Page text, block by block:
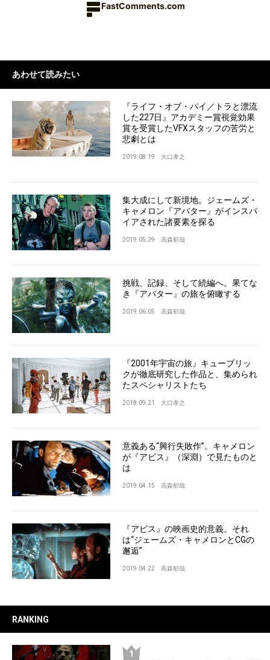
FastComments.com
あわせて読みたい
『ライフ・オブ・パイ／トラと漂流
した227日』アカデミー賞視覚効果
賞を受賞したVFXスタッフの苦労と
悲劇とは
2019.08.19 大口孝之
集大成にして新境地。ジェームズ・
キャメロン『アバター』がインスパ
イアされた諸要素を探る
2019.05.29 高森郁哉
挑戦、記録、そして続編へ。果てな
き『アバター』の旅を俯瞰する
2019.06.05 高森郁哉
『2001年宇宙の旅』キューブリッ
クが徹底研究した作品と、集められ
たスペシャリストたち
2018.09.21 大口孝之
意義ある“興行失敗作”。キャメロン
が『アビス』（深淵）で見たものと
は
2019.04.15 高森郁哉
『アビス』の映画史的意義。それ
は“ジェームズ・キャメロンとCGの
邂逅”
2019.04.22 高森郁哉
RANKING